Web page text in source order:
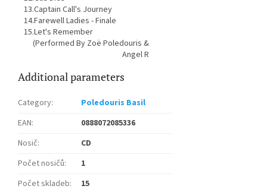
13.Captain Call's Journey
14.Farewell Ladies - Finale
15.Let's Remember
(Performed By Zoë Poledouris &
Angel R
Additional parameters
Category:
Poledouris Basil
EAN:
0888072085336
Nosič:
CD
Počet nosičů:
1
Počet skladeb:
15